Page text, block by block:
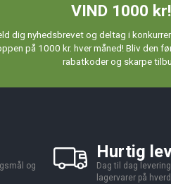
VIND 1000 kr!
dig nyhedsbrevet og deltag i
på 1000 kr. hver måned! Bliv den
rabatkoder og skarpe
og
Hurtig
Dag til dag
lagervarer på